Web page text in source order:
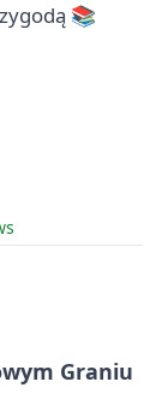
📚
Graniu